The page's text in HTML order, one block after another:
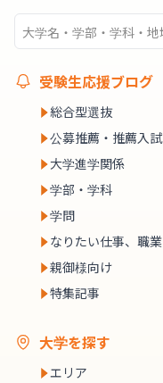
受験生応援ブログ
総合型選抜
公募推薦・推薦入試
大学進学関係
学部・学科
学問
なりたい仕事、職業
親御様向け
特集記事
大学を探す
エリア